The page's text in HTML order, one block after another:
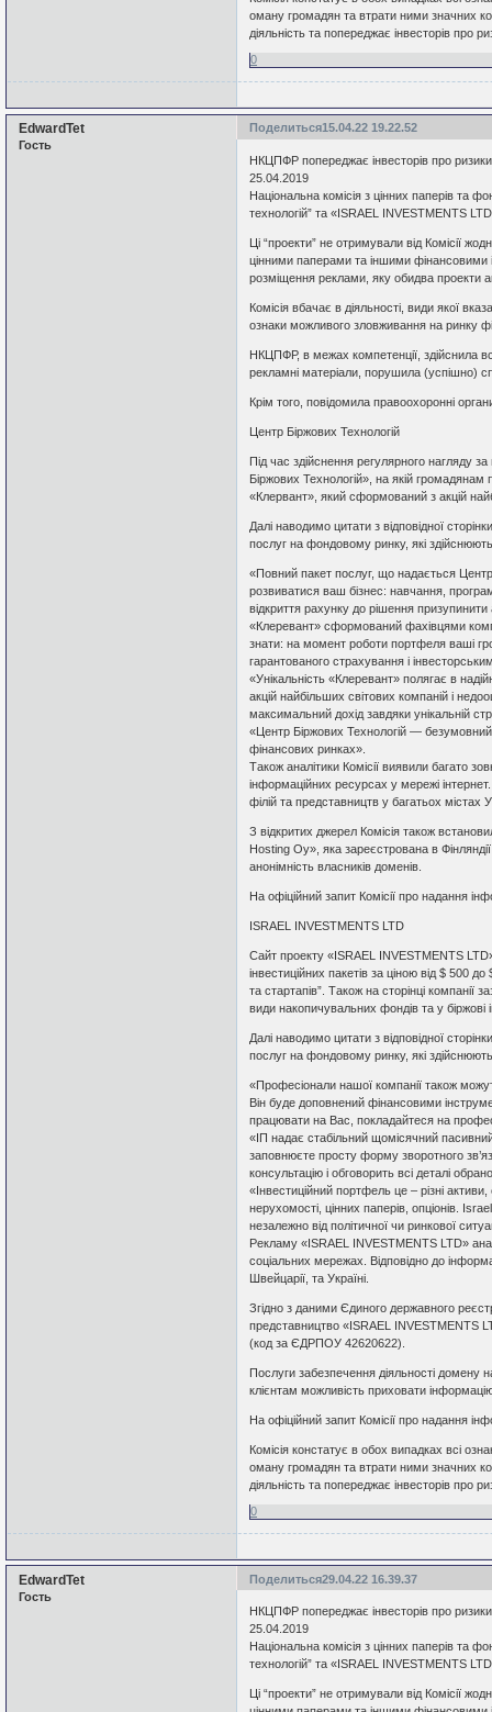
оману громадян та втрати ними значних
діяльність та попереджає інвесторів про
0
Поделиться15.04.22 19.22.52
EdwardTet
Гость
НКЦПФР попереджає інвесторів про
25.04.2019
Національна комісія з цінних паперів та
технологій” та «ISRAEL INVESTMENTS
Ці “проекти” не отримували від Комісії
цінними паперами та іншими фінансовими
розміщення реклами, яку обидва проекти
Комісія вбачає в діяльності, види якої
ознаки можливого зловживання на ринку
НКЦПФР, в межах компетенції, здійснила
рекламні матеріали, порушила (успішно)
Крім того, повідомила правоохоронні
Центр Біржових Технологій
Під час здійснення регулярного нагляду
Біржових Технологій», на якій
«Клервант», який сформований з акцій
Далі наводимо цитати з відповідної
послуг на фондовому ринку, які
«Повний пакет послуг, що надається
розвиватися ваш бізнес: навчання,
відкриття рахунку до рішення призупинити
«Клеревант» сформований фахівцями
знати: на момент роботи портфеля ваші
гарантованого страхування і
«Унікальність «Клеревант» полягає в
акцій найбільших світових компаній і
максимальний дохід завдяки унікальній
«Центр Біржових Технологій — безумовний
фінансових ринках».
Також аналітики Комісії виявили багато
інформаційних ресурсах у мережі
філій та представництв у багатьох містах
З відкритих джерел Комісія також
Hosting Oy», яка зареєстрована в
анонімність власників доменів.
На офіційний запит Комісії про надання
ISRAEL INVESTMENTS LTD
Сайт проекту «ISRAEL INVESTMENTS
інвестиційних пакетів за ціною від $ 500
та стартапів”. Також на сторінці компанії
види накопичувальних фондів та у біржові
Далі наводимо цитати з відповідної
послуг на фондовому ринку, які
«Професіонали нашої компанії також
Він буде доповнений фінансовими
працювати на Вас, покладайтеся на
«ІП надає стабільний щомісячний
заповнюєте просту форму зворотного
консультацію і обговорить всі деталі
«Інвестиційний портфель це – різні
нерухомості, цінних паперів, опціонів.
незалежно від політичної чи ринкової
Рекламу «ISRAEL INVESTMENTS LTD»
соціальних мережах. Відповідно до
Швейцарії, та Україні.
Згідно з даними Єдиного державного
представництво «ISRAEL INVESTMENTS
(код за ЄДРПОУ 42620622).
Послуги забезпечення діяльності
клієнтам можливість приховати
На офіційний запит Комісії про надання
Комісія констатує в обох випадках всі
оману громадян та втрати ними значних
діяльність та попереджає інвесторів про
0
Поделиться29.04.22 16.39.37
EdwardTet
Гость
НКЦПФР попереджає інвесторів про
25.04.2019
Національна комісія з цінних паперів та
технологій” та «ISRAEL INVESTMENTS
Ці “проекти” не отримували від Комісії